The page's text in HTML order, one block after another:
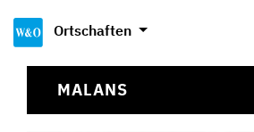
Ortschaften
MALANS